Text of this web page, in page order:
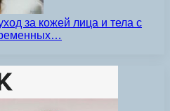
за кожей лица и тела с